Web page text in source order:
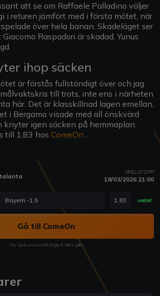
att se om Raffaele Palladino väljer
i returen jämfört med i första mötet, när
över hela banan. Skadeläget ser
Raspadori är skadad. Yunus
ihop säcken
är förstås fullständigt över och jag
till trots, inte ens i närheten
här. Det är klasskillnad lagen emellan,
i Bergamo visade med all önskvärd
knyter igen säcken på hemmaplan.
till 1,83 hos ComeOn .
SPELSTOPP
18/03/2026 21:00
Bayern -1.5 1.83
Gå till ComeOn
18+ Spela ansvarsfullt Regler & Villkor gäller